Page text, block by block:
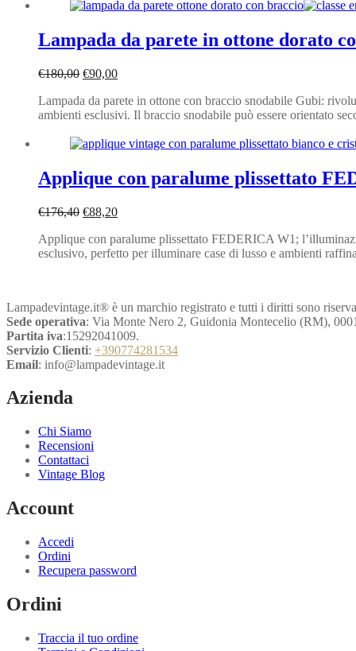
Lampada da parete in ottone dorato
€180,00 Il
originale
era:
€90,00Il
attuale
è:
Lampada da parete in ottone con braccio snodabile Gubi:
ambienti esclusivi. Il braccio snodabile può essere orientato
Applique con paralume plissettato
€176,40 Il
originale
era:
€88,20Il
attuale
è:
Applique con paralume plissettato FEDERICA W1;
esclusivo, perfetto per illuminare case di lusso e ambienti
Lampadevintage.it® è un marchio registrato e tutti i diritti sono
Sede operativa: Via Monte Nero 2, Guidonia Montecelio (RM),
Partita iva:15292041009.
Servizio Clienti: +390774281534
Email: info@lampadevintage.it
Azienda
Chi Siamo
Recensioni
Contattaci
Vintage Blog
Account
Accedi
Ordini
Recupera password
Ordini
Traccia il tuo ordine